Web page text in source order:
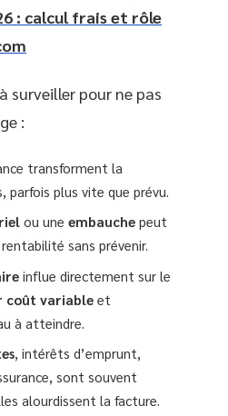
: calcul frais et rôle
surveiller pour ne pas
:
transforment la
plus vite que prévu.
ou une embauche peut
sans prévenir.
influe directement sur le
coût variable et
à atteindre.
, intérêts d’emprunt,
sont souvent
alourdissent la facture.